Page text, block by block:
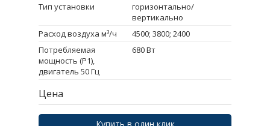
Тип установки
горизонтально/
вертикально
Расход воздуха м³/ч
4500; 3800; 2400
Потребляемая
мощность (Р1),
двигатель 50 Гц
680 Вт
Цена